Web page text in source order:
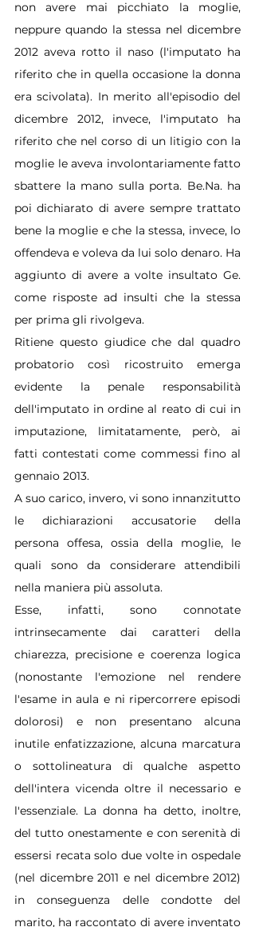
non avere mai picchiato la moglie,
neppure quando la stessa nel dicembre
2012 aveva rotto il naso (l'imputato ha
riferito che in quella occasione la donna
era scivolata). In merito all'episodio del
dicembre 2012, invece, l'imputato ha
riferito che nel corso di un litigio con la
moglie le aveva involontariamente fatto
sbattere la mano sulla porta. Be.Na. ha
poi dichiarato di avere sempre trattato
bene la moglie e che la stessa, invece, lo
offendeva e voleva da lui solo denaro. Ha
aggiunto di avere a volte insultato Ge.
come risposte ad insulti che la stessa
per prima gli rivolgeva.
Ritiene questo giudice che dal quadro
probatorio così ricostruito emerga
evidente la penale responsabilità
dell'imputato in ordine al reato di cui in
imputazione, limitatamente, però, ai
fatti contestati come commessi fino al
gennaio 2013.
A suo carico, invero, vi sono innanzitutto
le dichiarazioni accusatorie della
persona offesa, ossia della moglie, le
quali sono da considerare attendibili
nella maniera più assoluta.
Esse, infatti, sono connotate
intrinsecamente dai caratteri della
chiarezza, precisione e coerenza logica
(nonostante l'emozione nel rendere
l'esame in aula e ni ripercorrere episodi
dolorosi) e non presentano alcuna
inutile enfatizzazione, alcuna marcatura
o sottolineatura di qualche aspetto
dell'intera vicenda oltre il necessario e
l'essenziale. La donna ha detto, inoltre,
del tutto onestamente e con serenità di
essersi recata solo due volte in ospedale
(nel dicembre 2011 e nel dicembre 2012)
in conseguenza delle condotte del
marito, ha raccontato di avere inventato